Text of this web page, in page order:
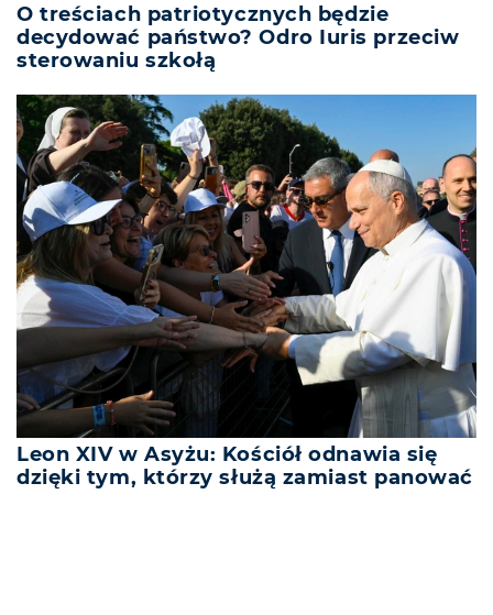
O treściach patriotycznych będzie
decydować państwo? Odro Iuris przeciw
sterowaniu szkołą
Leon XIV w Asyżu: Kościół odnawia się
dzięki tym, którzy służą zamiast panować